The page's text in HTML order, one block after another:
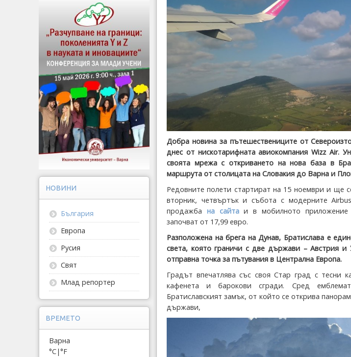
Добра новина за пътешествениците от
днес от нискотарифната авиокомпания Wizz Air.
своята мрежа с откриването на нова база в
маршрута от столицата на Словакия до Варна и
Редовните полети стартират на 15 ноември и ще
вторник, четвъртък и събота с модерните
продажба на сайта и в мобилното приложение
започват от 17,99 евро.
Разположена на брега на Дунав, Братислава е
света, която граничи с две държави – Австрия и
отправна точка за пътувания в Централна Европа.
Градът впечатлява със своя Стар град с тесни
кафенета и барокови сгради. Сред
Братиславският замък, от който се открива
държави,
НОВИНИ
България
Европа
Русия
Свят
Млад репортер
ВРЕМЕТО
Варна
°C|°F